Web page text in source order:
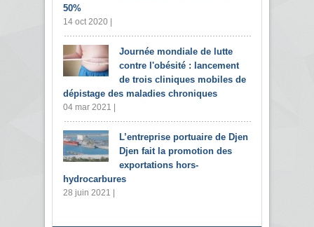
50%
14 oct 2020 |
Journée mondiale de lutte
contre l'obésité : lancement
de trois cliniques mobiles de
dépistage des maladies chroniques
04 mar 2021 |
L’entreprise portuaire de Djen
Djen fait la promotion des
exportations hors-
hydrocarbures
28 juin 2021 |